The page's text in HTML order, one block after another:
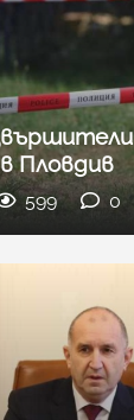
Пловдив
599 0